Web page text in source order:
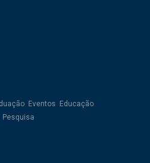
Eventos
Educação
Pesquisa